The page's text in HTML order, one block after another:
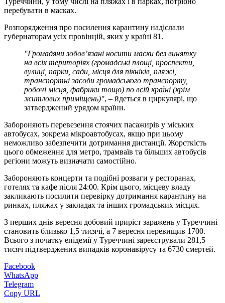
перебувати в масках.
Розпорядження про посилення карантину надіслали
губернаторам усіх провінцій, яких у країні 81.
"Громадяни зобов’язані носити маски без винятку
на всіх територіях (громадські площі, проспекти,
вулиці, парки, сади, місця для пікніків, пляжі,
транспортні засоби громадського транспорту,
робочі місця, фабрики тощо) по всій країні (крім
житлових приміщень)", – йдеться в циркулярі, що
затверджений урядом країни.
Забороняють перевезення стоячих пасажирів у міських
автобусах, зокрема мікроавтобусах, якщо при цьому
неможливо забезпечити дотримання дистанції. Жорсткість
цього обмеження для метро, трамваїв та більших автобусів
регіони можуть визначати самостійно.
Забороняють концерти та подібні розваги у ресторанах,
готелях та кафе після 24:00. Крім цього, місцеву владу
закликають посилити перевірку дотримання карантину на
ринках, пляжах у закладах та інших громадських місцях.
З перших днів вересня добовий приріст заражень у Туреччині
становить близько 1,5 тисячі, а 7 вересня перевищив 1700.
Всього з початку епідемії у Туреччині зареєстрували 281,5
тисяч підтверджених випадків коронавірусу та 6730 смертей.
Facebook
WhatsApp
Telegram
Copy URL